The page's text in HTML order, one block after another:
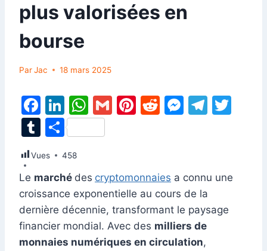
plus valorisées en
bourse
ParJac 18 mars 2025
F
a
c
e
b
o
o
k
Li
n
k
e
dI
n
W
h
at
A
p
p
G
Pi
st
R
t
M
e
n
g
er
T
a
T
m
bl
r
P
ar
ta
g
er
Vues 458
Le marché des cryptomonnaies a connu une
croissance exponentielle au cours de la
dernière décennie, transformant le paysage
financier mondial. Avec des milliers de
monnaies numériques en circulation,